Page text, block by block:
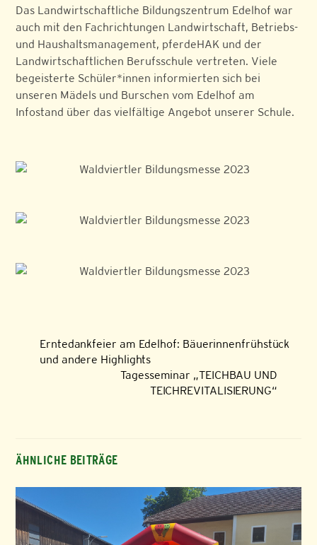
Das Landwirtschaftliche Bildungszentrum Edelhof war
auch mit den Fachrichtungen Landwirtschaft, Betriebs-
und Haushaltsmanagement, pferdeHAK und der
Landwirtschaftlichen Berufsschule vertreten. Viele
begeisterte Schüler*innen informierten sich bei
unseren Mädels und Burschen vom Edelhof am
Infostand über das vielfältige Angebot unserer Schule.
Erntedankfeier am Edelhof: Bäuerinnenfrühstück
und andere Highlights
Tagesseminar „TEICHBAU UND
TEICHREVITALISIERUNG“
ÄHNLICHE BEITRÄGE